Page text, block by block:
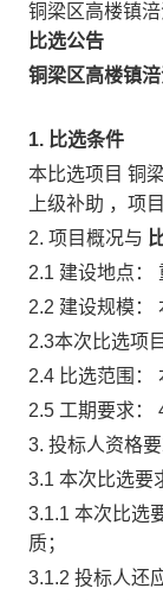
铜梁区高楼镇
比选公告
铜梁区高楼镇
1. 比选条件
本比选项目 铜
上级补助 ，项
2. 项目概况与
2.1 建设地点：
2.2 建设规模：
2.3本次比选项
2.4 比选范围：
2.5 工期要求：
3. 投标人资格
3.1 本次比选要
3.1.1 本次比选
质；
3.1.2 投标人还